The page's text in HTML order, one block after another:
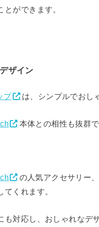
とができます。
ザイン
プ は、シンプルでおし
本体との相性も抜群
の人気アクセサリー、
てくれます。
も対応し、おしゃれなデ